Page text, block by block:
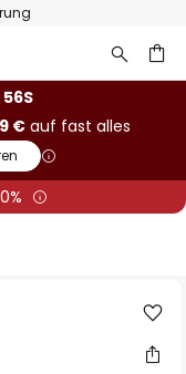
56S
€auf fast alles